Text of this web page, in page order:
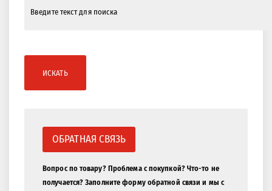
ИСКАТЬ
ОБРАТНАЯ СВЯЗЬ
Вопрос по товару? Проблема с покупкой? Что-то не
получается? Заполните форму обратной связи и мы с